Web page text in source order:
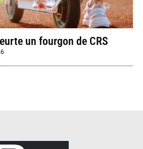
un fourgon de CRS